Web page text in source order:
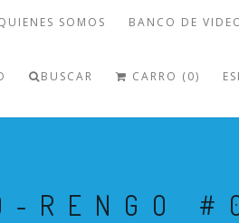
SOMOS BANCO DE
BUSCAR CARRO (0)
RENGO